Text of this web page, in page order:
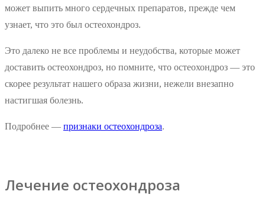
может выпить много сердечных препаратов, прежде чем
узнает, что это был остеохондроз.
Это далеко не все проблемы и неудобства, которые может
доставить остеохондроз, но помните, что остеохондроз — это
скорее результат нашего образа жизни, нежели внезапно
настигшая болезнь.
Подробнее — признаки остеохондроза.
Лечение остеохондрозa